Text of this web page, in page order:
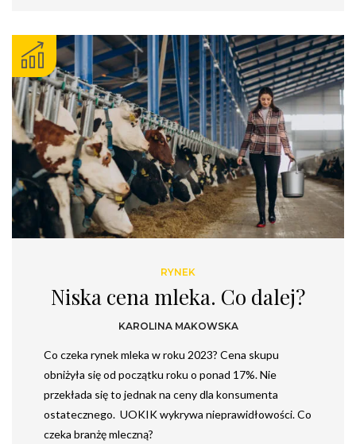
RYNEK
Niska cena mleka. Co dalej?
KAROLINA MAKOWSKA
Co czeka rynek mleka w roku 2023? Cena skupu
obniżyła się od początku roku o ponad 17%. Nie
przekłada się to jednak na ceny dla konsumenta
ostatecznego. UOKIK wykrywa nieprawidłowości. Co
czeka branżę mleczną?